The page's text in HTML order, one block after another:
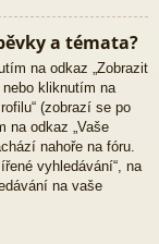
a témata?
na odkaz „Zobrazit
nebo kliknutím na
(zobrazí se po
na odkaz „Vaše
nahoře na fóru.
vyhledávání“, na
na vaše